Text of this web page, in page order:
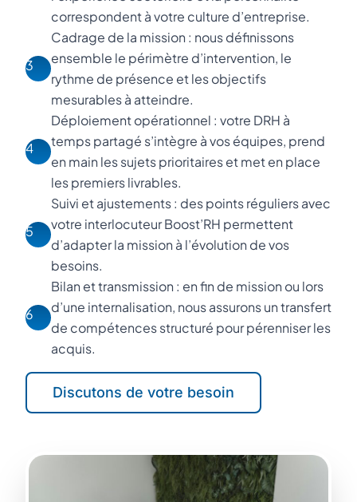
correspondent à votre culture d’entreprise.
3
Cadrage de la mission : nous définissons
ensemble le périmètre d’intervention, le
rythme de présence et les objectifs
mesurables à atteindre.
4
Déploiement opérationnel : votre DRH à
temps partagé s’intègre à vos équipes, prend
en main les sujets prioritaires et met en place
les premiers livrables.
5
Suivi et ajustements : des points réguliers avec
votre interlocuteur Boost’RH permettent
d’adapter la mission à l’évolution de vos
besoins.
6
Bilan et transmission : en fin de mission ou lors
d’une internalisation, nous assurons un transfert
de compétences structuré pour pérenniser les
acquis.
Discutons de votre besoin